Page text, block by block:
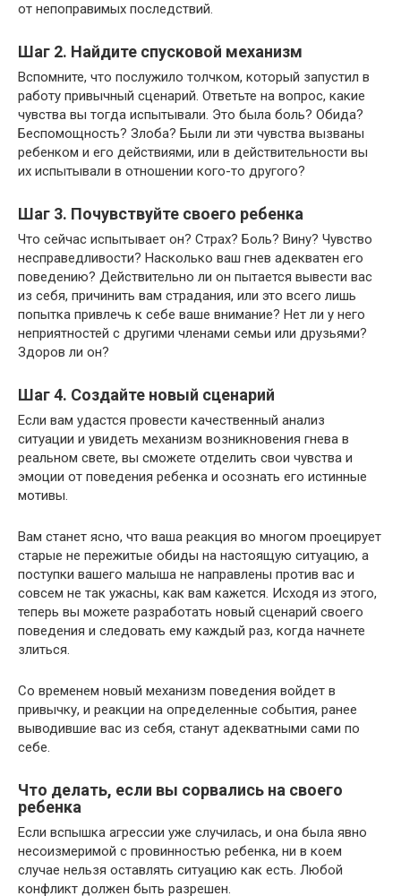
от непоправимых последствий.
Шаг 2. Найдите спусковой механизм
Вспомните, что послужило толчком, который запустил в
работу привычный сценарий. Ответьте на вопрос, какие
чувства вы тогда испытывали. Это была боль? Обида?
Беспомощность? Злоба? Были ли эти чувства вызваны
ребенком и его действиями, или в действительности вы
их испытывали в отношении кого-то другого?
Шаг 3. Почувствуйте своего ребенка
Что сейчас испытывает он? Страх? Боль? Вину? Чувство
несправедливости? Насколько ваш гнев адекватен его
поведению? Действительно ли он пытается вывести вас
из себя, причинить вам страдания, или это всего лишь
попытка привлечь к себе ваше внимание? Нет ли у него
неприятностей с другими членами семьи или друзьями?
Здоров ли он?
Шаг 4. Создайте новый сценарий
Если вам удастся провести качественный анализ
ситуации и увидеть механизм возникновения гнева в
реальном свете, вы сможете отделить свои чувства и
эмоции от поведения ребенка и осознать его истинные
мотивы.
Вам станет ясно, что ваша реакция во многом проецирует
старые не пережитые обиды на настоящую ситуацию, а
поступки вашего малыша не направлены против вас и
совсем не так ужасны, как вам кажется. Исходя из этого,
теперь вы можете разработать новый сценарий своего
поведения и следовать ему каждый раз, когда начнете
злиться.
Со временем новый механизм поведения войдет в
привычку, и реакции на определенные события, ранее
выводившие вас из себя, станут адекватными сами по
себе.
Что делать, если вы сорвались на своего
ребенка
Если вспышка агрессии уже случилась, и она была явно
несоизмеримой с провинностью ребенка, ни в коем
случае нельзя оставлять ситуацию как есть. Любой
конфликт должен быть разрешен.